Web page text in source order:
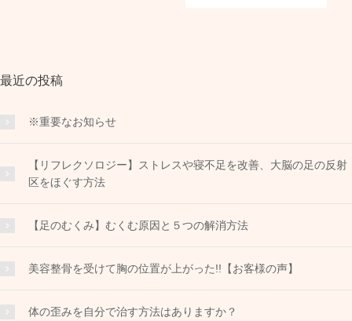
最近の投稿
※重要なお知らせ
【リフレクソロジー】ストレスや寝不足を改善、大脳の足の反射
区をほぐす方法
【足のむくみ】むくむ原因と５つの解消方法
美容整骨を受けて胸の位置が上がった!!【お客様の声】
体の歪みを自分で治す方法はありますか？